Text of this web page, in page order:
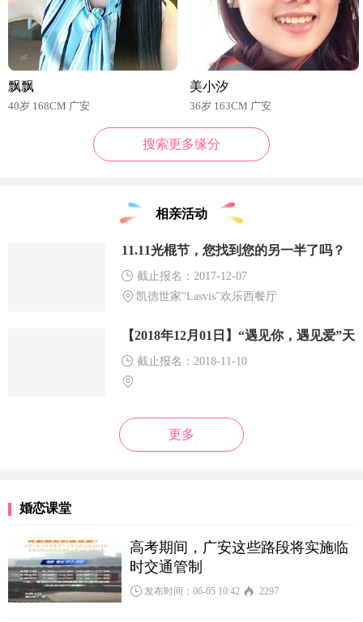
飘飘
40岁 168CM 广安
美小汐
36岁 163CM 广安
搜索更多缘分
相亲活动
11.11光棍节，您找到您的另一半了吗？
截止报名：2017-12-07
凯德世家“Lasvis”欢乐西餐厅
【2018年12月01日】“遇见你，遇见爱”天
截止报名：2018-11-10
更多
婚恋课堂
高考期间，广安这些路段将实施临
时交通管制
发布时间：06-05 10:42 2297